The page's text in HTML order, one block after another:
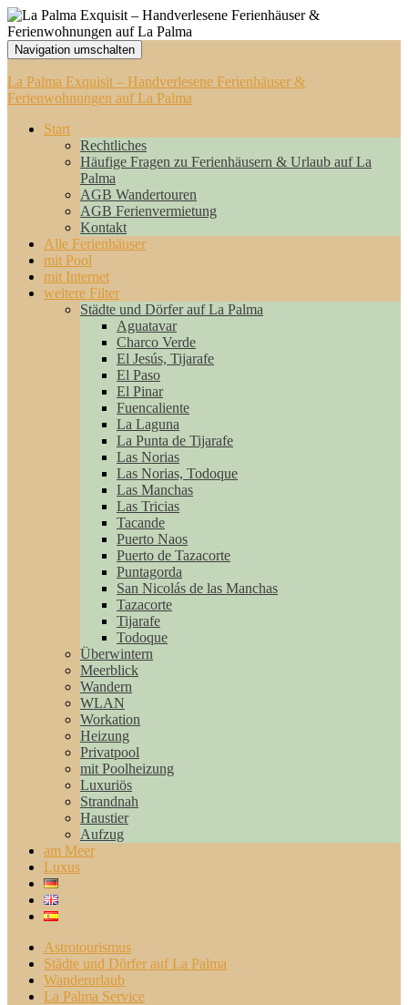
Navigation umschalten
La Palma Exquisit – Handverlesene Ferienhäuser &
Ferienwohnungen auf La Palma
Start
Rechtliches
Häufige Fragen zu Ferienhäusern & Urlaub auf La
Palma
AGB Wandertouren
AGB Ferienvermietung
Kontakt
Alle Ferienhäuser
mit Pool
mit Internet
weitere Filter
Städte und Dörfer auf La Palma
Aguatavar
Charco Verde
El Jesús, Tijarafe
El Paso
El Pinar
Fuencaliente
La Laguna
La Punta de Tijarafe
Las Norias
Las Norias, Todoque
Las Manchas
Las Tricias
Tacande
Puerto Naos
Puerto de Tazacorte
Puntagorda
San Nicolás de las Manchas
Tazacorte
Tijarafe
Todoque
Überwintern
Meerblick
Wandern
WLAN
Workation
Heizung
Privatpool
mit Poolheizung
Luxuriös
Strandnah
Haustier
Aufzug
am Meer
Luxus
Astrotourismus
Städte und Dörfer auf La Palma
Wanderurlaub
La Palma Service